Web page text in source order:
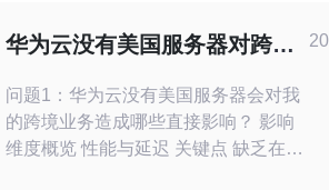
市场上有很多家美国V
华为云没有美国服务器对跨境
问题1：华为云没有美国服务器会对我
的跨境业务造成哪些直接影响？ 影响
维度概览 性能与延迟 关键点 缺乏在美